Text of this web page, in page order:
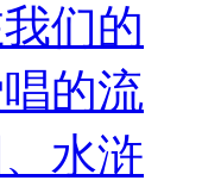
们的
的流
水浒